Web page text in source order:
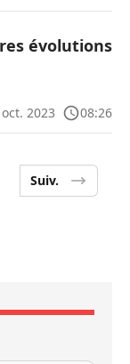
évolutions
2023
08:26
Suiv.